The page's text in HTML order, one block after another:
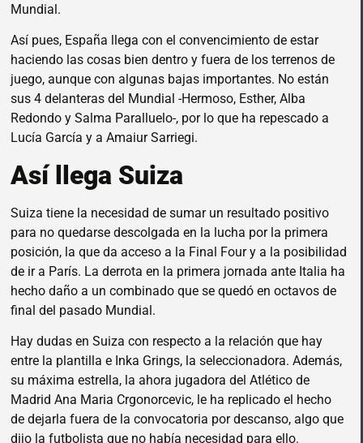
Mundial.
Así pues, España llega con el convencimiento de estar
haciendo las cosas bien dentro y fuera de los terrenos de
juego, aunque con algunas bajas importantes. No están
sus 4 delanteras del Mundial -Hermoso, Esther, Alba
Redondo y Salma Paralluelo-, por lo que ha repescado a
Lucía García y a Amaiur Sarriegi.
Así llega Suiza
Suiza tiene la necesidad de sumar un resultado positivo
para no quedarse descolgada en la lucha por la primera
posición, la que da acceso a la Final Four y a la posibilidad
de ir a París. La derrota en la primera jornada ante Italia ha
hecho daño a un combinado que se quedó en octavos de
final del pasado Mundial.
Hay dudas en Suiza con respecto a la relación que hay
entre la plantilla e Inka Grings, la seleccionadora. Además,
su máxima estrella, la ahora jugadora del Atlético de
Madrid Ana Maria Crgonorcevic, le ha replicado el hecho
de dejarla fuera de la convocatoria por descanso, algo que
dijo la futbolista que no había necesidad para ello.